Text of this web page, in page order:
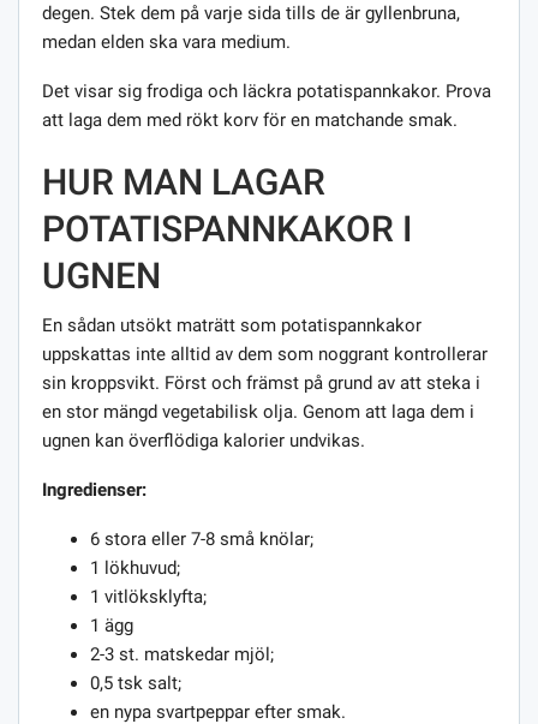
degen. Stek dem på varje sida tills de är gyllenbruna,
medan elden ska vara medium.
Det visar sig frodiga och läckra potatispannkakor. Prova
att laga dem med rökt korv för en matchande smak.
HUR MAN LAGAR
POTATISPANNKAKOR I
UGNEN
En sådan utsökt maträtt som potatispannkakor
uppskattas inte alltid av dem som noggrant kontrollerar
sin kroppsvikt. Först och främst på grund av att steka i
en stor mängd vegetabilisk olja. Genom att laga dem i
ugnen kan överflödiga kalorier undvikas.
Ingredienser:
6 stora eller 7-8 små knölar;
1 lökhuvud;
1 vitlöksklyfta;
1 ägg
2-3 st. matskedar mjöl;
0,5 tsk salt;
en nypa svartpeppar efter smak.